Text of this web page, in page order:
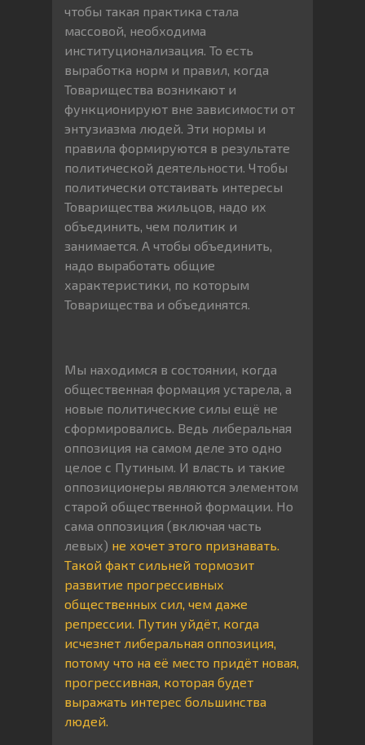
чтобы такая практика стала
массовой, необходима
институционализация. То есть
выработка норм и правил, когда
Товарищества возникают и
функционируют вне зависимости от
энтузиазма людей. Эти нормы и
правила формируются в результате
политической деятельности. Чтобы
политически отстаивать интересы
Товарищества жильцов, надо их
объединить, чем политик и
занимается. А чтобы объединить,
надо выработать общие
характеристики, по которым
Товарищества и объединятся.
Мы находимся в состоянии, когда
общественная формация устарела, а
новые политические силы ещё не
сформировались. Ведь либеральная
оппозиция на самом деле это одно
целое с Путиным. И власть и такие
оппозиционеры являются элементом
старой общественной формации. Но
сама оппозиция (включая часть
левых) не хочет этого признавать.
Такой факт сильней тормозит
развитие прогрессивных
общественных сил, чем даже
репрессии. Путин уйдёт, когда
исчезнет либеральная оппозиция,
потому что на её место придёт новая,
прогрессивная, которая будет
выражать интерес большинства
людей.